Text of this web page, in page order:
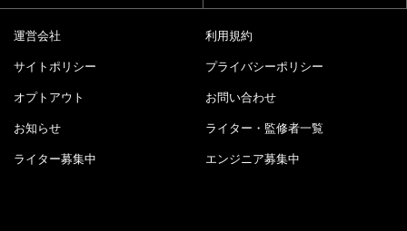
運営会社 利用規約
サイトポリシー プライバシーポリシー
オプトアウト お問い合わせ
お知らせ ライター・監修者一覧
ライター募集中 エンジニア募集中